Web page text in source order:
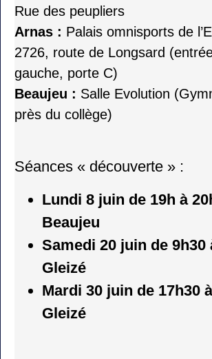
TOUS NOS COURS
DES
FALAISES
TOUS
Rue des peupliers
Arnas : Palais omnisports de
2726, route de Longsard
gauche, porte C)
Beaujeu : Salle Evolution
près du collège)
Séances « découverte » :
Lundi 8 juin de 19h à
Beaujeu
Samedi 20 juin de 9h30
Gleizé
Mardi 30 juin de 17h30
Gleizé